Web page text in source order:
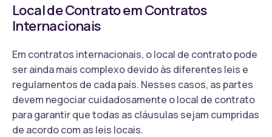
Local de Contrato em Contratos
Internacionais
Em contratos internacionais, o local de contrato pode
ser ainda mais complexo devido às diferentes leis e
regulamentos de cada país. Nesses casos, as partes
devem negociar cuidadosamente o local de contrato
para garantir que todas as cláusulas sejam cumpridas
de acordo com as leis locais.